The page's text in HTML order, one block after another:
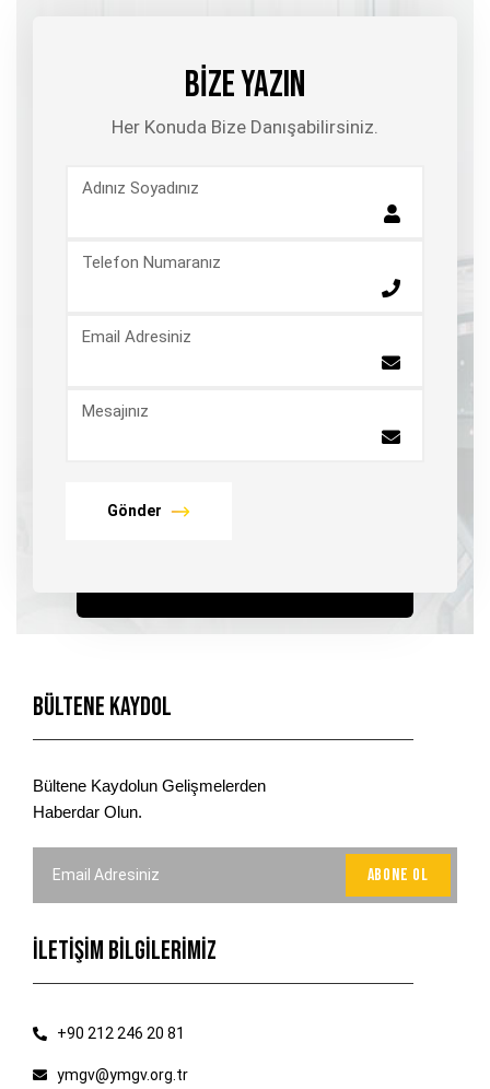
BİZE YAZIN
Her Konuda Bize Danışabilirsiniz.
Adınız Soyadınız
Telefon Numaranız
Email Adresiniz
Mesajınız
Gönder
Bültene Kaydol
Bültene Kaydolun Gelişmelerden
Haberdar Olun.
İLETİŞİM BİLGİLERİMİZ
+90 212 246 20 81
ymgv@ymgv.org.tr